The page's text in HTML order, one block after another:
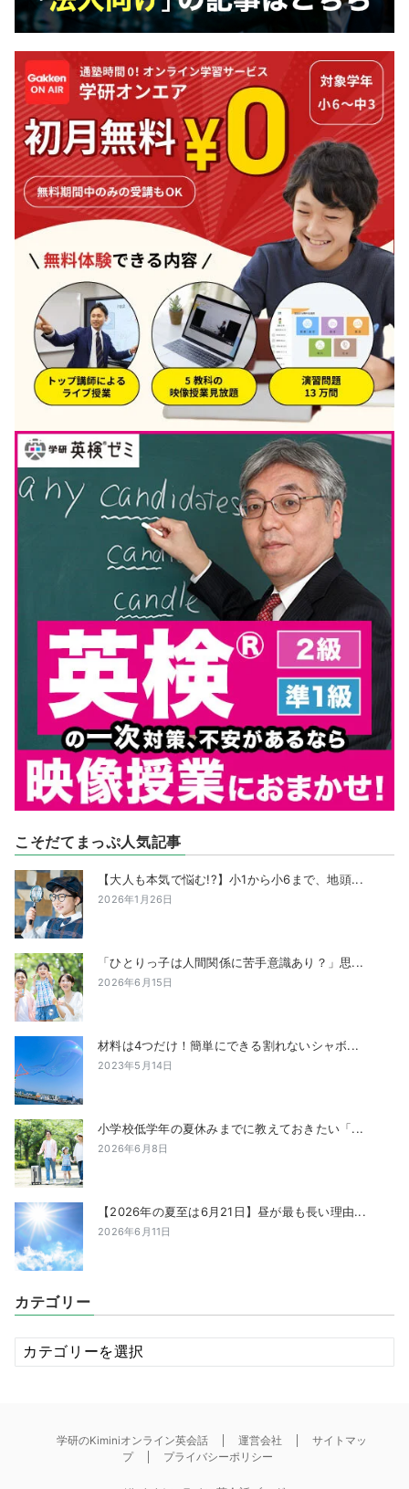
こそだてまっぷ人気記事
【大人も本気で悩む!?】小1から小6まで、地頭...
2026年1月26日
「ひとりっ子は人間関係に苦手意識あり？」思...
2026年6月15日
材料は4つだけ！簡単にできる割れないシャボ...
2023年5月14日
小学校低学年の夏休みまでに教えておきたい「...
2026年6月8日
【2026年の夏至は6月21日】昼が最も長い理由...
2026年6月11日
カテゴリー
カ
テ
学研のKiminiオンライン英会話 運営会社
サイトマッ
プ
プライバシーポリシー